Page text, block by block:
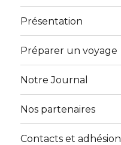
Présentation
Préparer un voyage
Notre Journal
Nos partenaires
Contacts et adhésion